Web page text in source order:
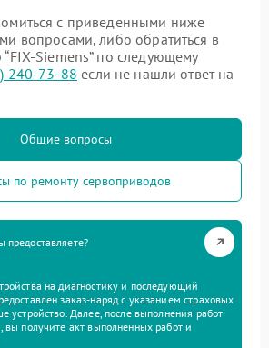
с приведенными ниже
вопросами, либо обратиться в
Siemens” по следующему
240-73-88 если не нашли ответ на
Общие вопросы
по ремонту сервоприводов
на диагностику и последующий
заказ-наряд с указанием страховых
устройство. Далее, после выполнения работ
вы получите акт выполненных работ и